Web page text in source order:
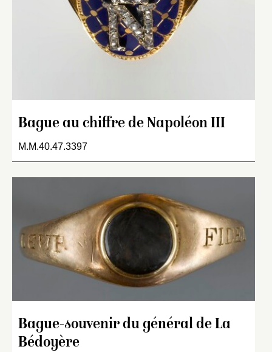
Bague au chiffre de Napoléon III
M.M.40.47.3397
Bague-souvenir du général de La
Bédoyère